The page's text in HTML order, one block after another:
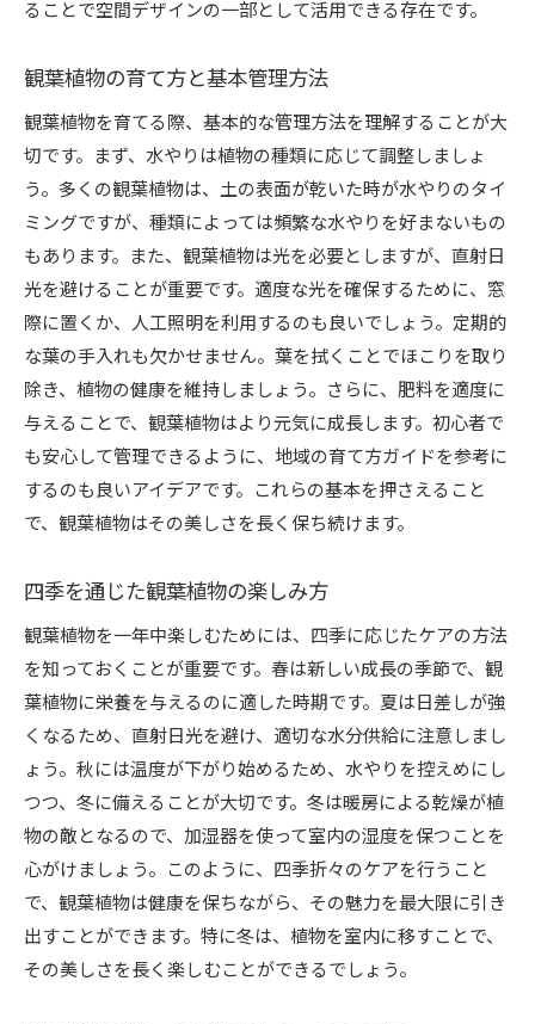
ることで空間デザインの一部として活用できる存在です。
観葉植物の育て方と基本管理方法
観葉植物を育てる際、基本的な管理方法を理解することが大
切です。まず、水やりは植物の種類に応じて調整しましょ
う。多くの観葉植物は、土の表面が乾いた時が水やりのタイ
ミングですが、種類によっては頻繁な水やりを好まないもの
もあります。また、観葉植物は光を必要としますが、直射日
光を避けることが重要です。適度な光を確保するために、窓
際に置くか、人工照明を利用するのも良いでしょう。定期的
な葉の手入れも欠かせません。葉を拭くことでほこりを取り
除き、植物の健康を維持しましょう。さらに、肥料を適度に
与えることで、観葉植物はより元気に成長します。初心者で
も安心して管理できるように、地域の育て方ガイドを参考に
するのも良いアイデアです。これらの基本を押さえること
で、観葉植物はその美しさを長く保ち続けます。
四季を通じた観葉植物の楽しみ方
観葉植物を一年中楽しむためには、四季に応じたケアの方法
を知っておくことが重要です。春は新しい成長の季節で、観
葉植物に栄養を与えるのに適した時期です。夏は日差しが強
くなるため、直射日光を避け、適切な水分供給に注意しまし
ょう。秋には温度が下がり始めるため、水やりを控えめにし
つつ、冬に備えることが大切です。冬は暖房による乾燥が植
物の敵となるので、加湿器を使って室内の湿度を保つことを
心がけましょう。このように、四季折々のケアを行うこと
で、観葉植物は健康を保ちながら、その魅力を最大限に引き
出すことができます。特に冬は、植物を室内に移すことで、
その美しさを長く楽しむことができるでしょう。